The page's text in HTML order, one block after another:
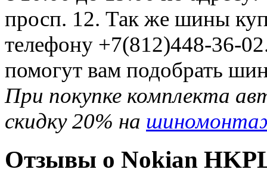
просп. 12. Так же шины
телефону +7(812)448-36-
помогут вам подобрать
При покупке комплекта
скидку 20% на
Отзывы о Nokian